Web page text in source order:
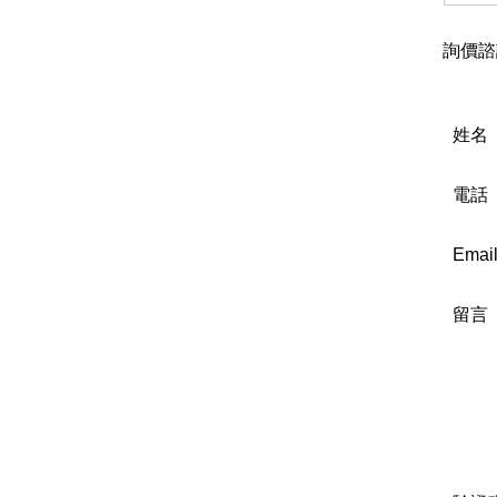
詢價
姓名
電話
Email
留言